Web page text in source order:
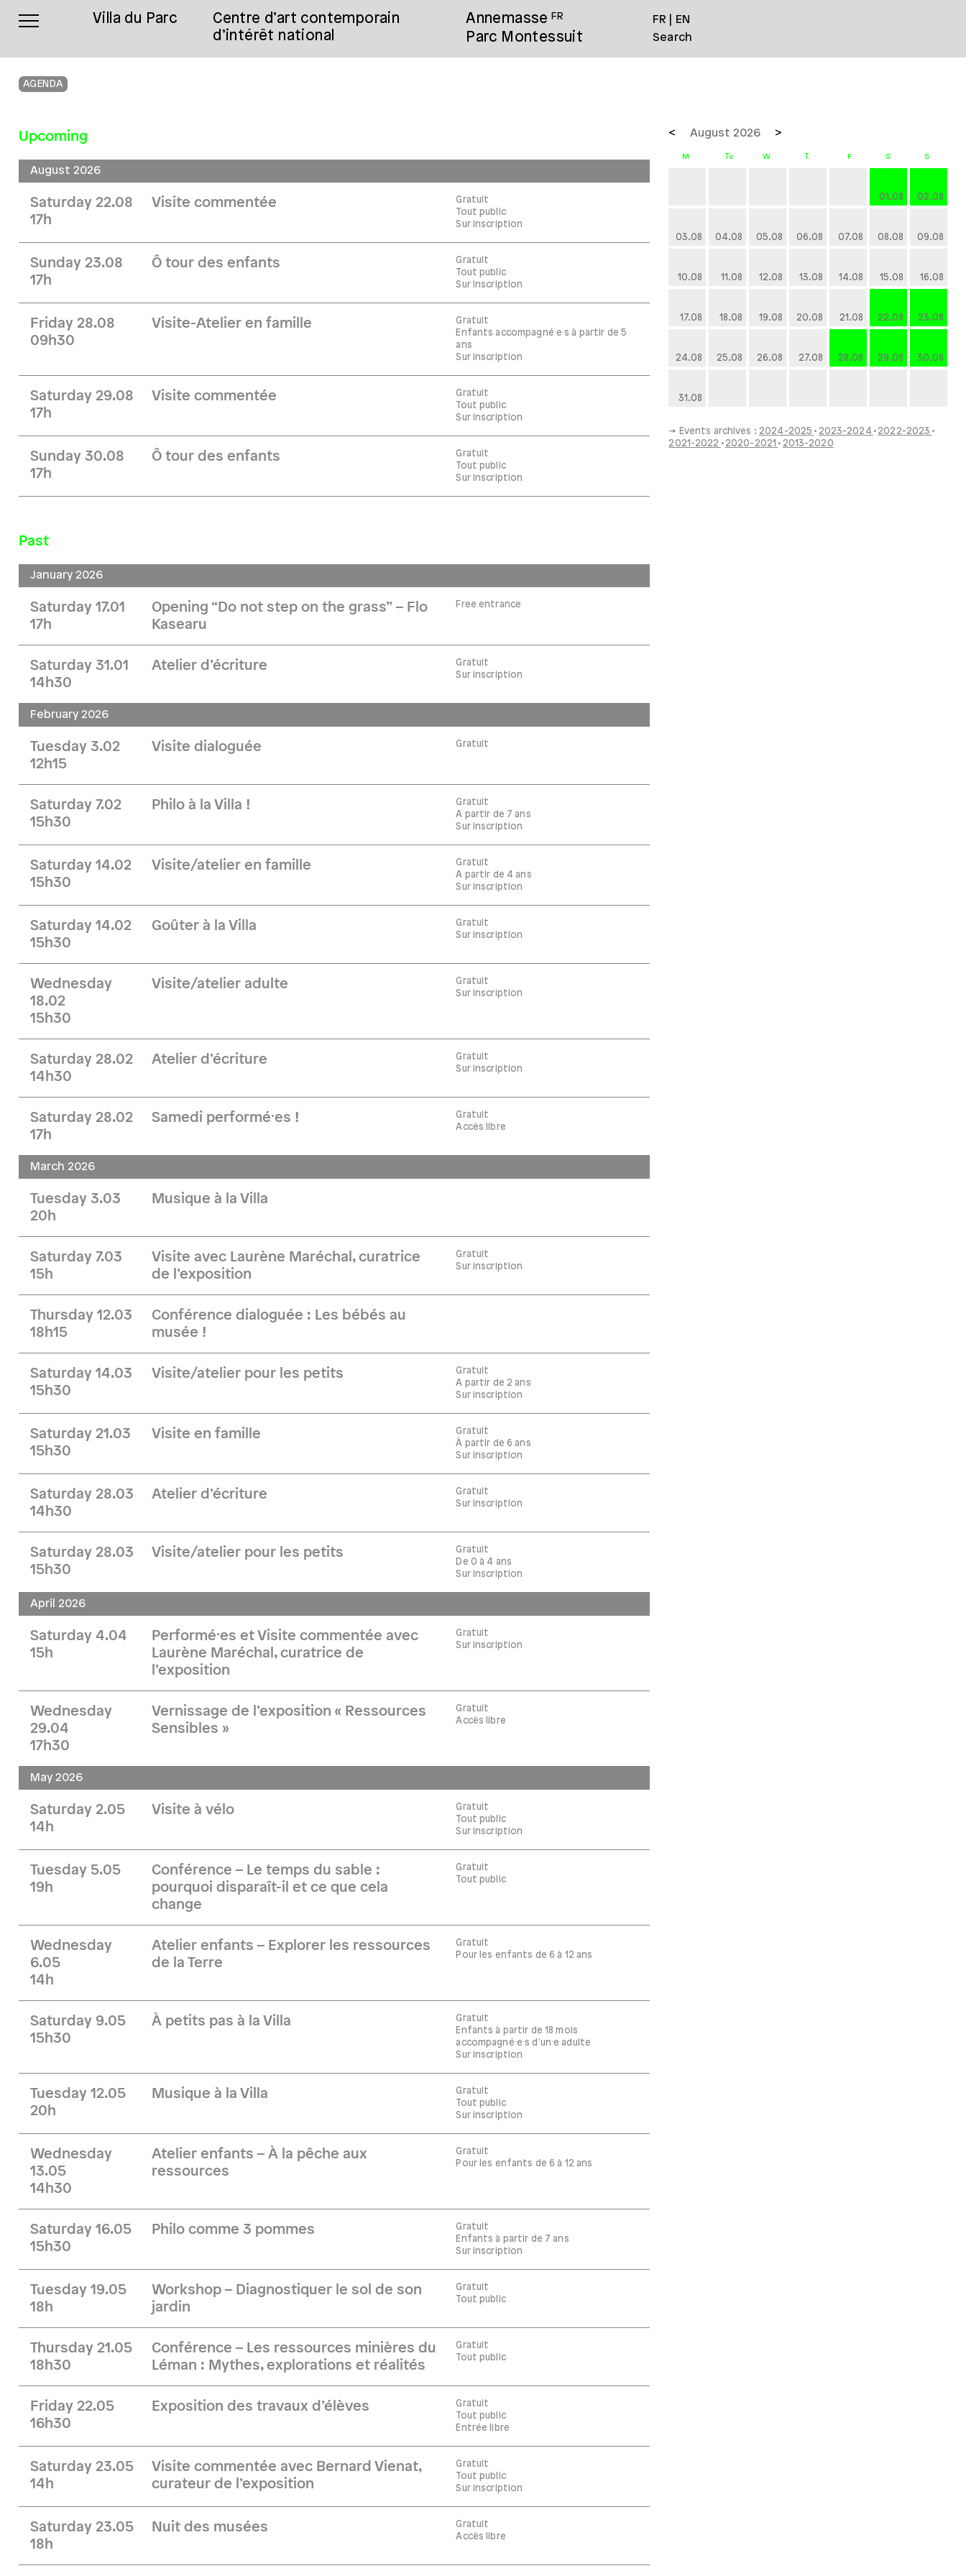
Villa du Parc
Centre d’art contemporain
d’intérêt national
Annemasse FR
Parc Montessuit
FR
EN
Search
AGENDA
Upcoming
August 2026
Saturday 22.08
17h
Visite commentée
Gratuit
Tout public
Sur inscription
Sunday 23.08
17h
Ô tour des enfants
Gratuit
Tout public
Sur inscription
Friday 28.08
09h30
Visite-Atelier en famille
Gratuit
Enfants accompagné·e·s à partir de 5
ans
Sur inscription
Saturday 29.08
17h
Visite commentée
Gratuit
Tout public
Sur inscription
Sunday 30.08
17h
Ô tour des enfants
Gratuit
Tout public
Sur inscription
Past
January 2026
Saturday 17.01
17h
Opening “Do not step on the grass” – Flo
Kasearu
Free entrance
Saturday 31.01
14h30
Atelier d’écriture
Gratuit
Sur inscription
February 2026
Tuesday 3.02
12h15
Visite dialoguée Gratuit
Saturday 7.02
15h30
Philo à la Villa !
Gratuit
A partir de 7 ans
Sur inscription
Saturday 14.02
15h30
Visite/atelier en famille
Gratuit
A partir de 4 ans
Sur inscription
Saturday 14.02
15h30
Goûter à la Villa
Gratuit
Sur inscription
Wednesday
18.02
15h30
Visite/atelier adulte
Gratuit
Sur inscription
Saturday 28.02
14h30
Atelier d’écriture
Gratuit
Sur inscription
Saturday 28.02
17h
Samedi performé·es !
Gratuit
Accès libre
March 2026
Tuesday 3.03
20h
Musique à la Villa
Saturday 7.03
15h
Visite avec Laurène Maréchal, curatrice
de l’exposition
Gratuit
Sur inscription
Thursday 12.03
18h15
Conférence dialoguée : Les bébés au
musée !
Saturday 14.03
15h30
Visite/atelier pour les petits
Gratuit
A partir de 2 ans
Sur inscription
Saturday 21.03
15h30
Visite en famille
Gratuit
À partir de 6 ans
Sur inscription
Saturday 28.03
14h30
Atelier d’écriture
Gratuit
Sur inscription
Saturday 28.03
15h30
Visite/atelier pour les petits
Gratuit
De 0 à 4 ans
Sur inscription
April 2026
Saturday 4.04
15h
Performé·es et Visite commentée avec
Laurène Maréchal, curatrice de
l’exposition
Gratuit
Sur inscription
Wednesday
29.04
17h30
Vernissage de l’exposition « Ressources
Sensibles »
Gratuit
Accès libre
May 2026
Saturday 2.05
14h
Visite à vélo
Gratuit
Tout public
Sur inscription
Tuesday 5.05
19h
Conférence – Le temps du sable :
pourquoi disparaît-il et ce que cela
change
Gratuit
Tout public
Wednesday
6.05
14h
Atelier enfants – Explorer les ressources
de la Terre
Gratuit
Pour les enfants de 6 à 12 ans
Saturday 9.05
15h30
À petits pas à la Villa
Gratuit
Enfants à partir de 18 mois
accompagné·e·s d'un·e adulte
Sur inscription
Tuesday 12.05
20h
Musique à la Villa
Gratuit
Tout public
Sur inscription
Wednesday
13.05
14h30
Atelier enfants – À la pêche aux
ressources
Gratuit
Pour les enfants de 6 à 12 ans
Saturday 16.05
15h30
Philo comme 3 pommes
Gratuit
Enfants à partir de 7 ans
Sur inscription
Tuesday 19.05
18h
Workshop – Diagnostiquer le sol de son
jardin
Gratuit
Tout public
Thursday 21.05
18h30
Conférence – Les ressources minières du
Léman : Mythes, explorations et réalités
Gratuit
Tout public
Friday 22.05
16h30
Exposition des travaux d’élèves
Gratuit
Tout public
Entrée libre
Saturday 23.05
14h
Visite commentée avec Bernard Vienat,
curateur de l’exposition
Gratuit
Tout public
Sur inscription
Saturday 23.05
18h
Nuit des musées
Gratuit
Accès libre
August 2026
01.08 02.08
03.08 04.08 05.08 06.08 07.08 08.08 09.08
10.08 11.08 12.08 13.08 14.08 15.08 16.08
17.08 18.08 19.08 20.08 21.08 22.08 23.08
24.08 25.08 26.08 27.08 28.08 29.08 30.08
31.08
→ Events archives : 2024-2025 2023-2024
2022-2023
2021-2022
2020-2021 2013-2020